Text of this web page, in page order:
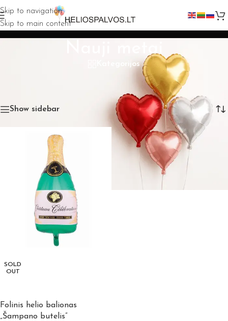
Skip to navigation
Skip to main content
Nauji metai
Kategorijos
»Nauji metai
Show sidebar
SOLD
OUT
Folinis helio balionas
„Šampano butelis”